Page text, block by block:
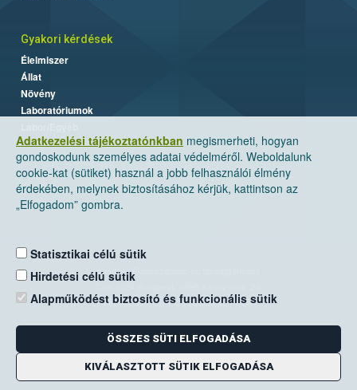
Adatkezelési tájékoztatónkban megismerheti, hogyan
gondoskodunk személyes adatai védelméről. Weboldalunk
cookie-kat (sütiket) használ a jobb felhasználói élmény
érdekében, melynek biztosításához kérjük, kattintson az
„Elfogadom” gombra.
Statisztikai célú sütik
Hirdetési célú sütik
Alapműködést biztosító és funkcionális sütik
ÖSSZES SÜTI ELFOGADÁSA
KIVÁLASZTOTT SÜTIK ELFOGADÁSA
Gyakori kérdések
Élelmiszer
Állat
Növény
Laboratóriumok
Nemzeti Élelmiszerlánc-biztonsági Hivatal
Levelezési cím: 1525 Budapest. Pf. 30.
E-mail:ugyfelszolgalat@nebih.gov.hu
Zöld szám: 06-80/263-244
Telefon: 06-1/ 336-9000